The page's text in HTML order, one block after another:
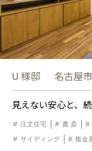
U 様邸 名古屋市
見えない安心と、
注文住宅 書 斎
サイディング
板金